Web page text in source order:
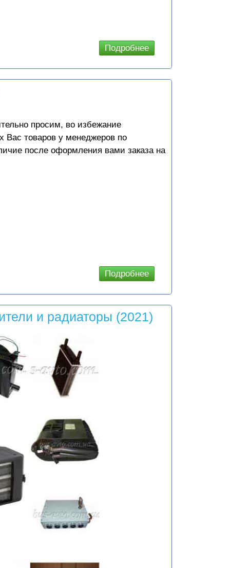
Подробнеео
Автономные
отопители
просим, во избежание
Вас товаров у менеджеров по
после оформления вами заказа на
Подробнеео Цены и
наличие
и радиаторы (2021)